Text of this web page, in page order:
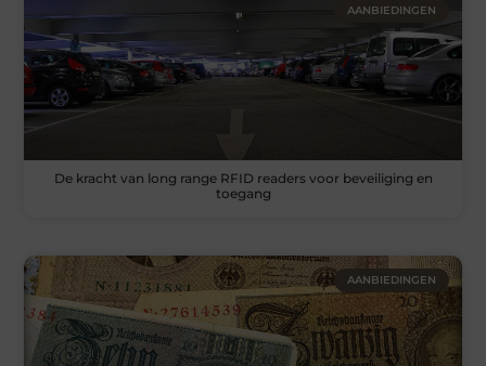
AANBIEDINGEN
De kracht van long range RFID readers voor beveiliging en
toegang
AANBIEDINGEN